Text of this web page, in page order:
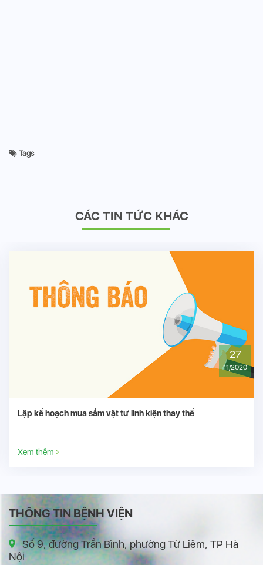
Tags
CÁC TIN TỨC KHÁC
TRIỂN KHAI THỰC HIỆN THÔNG TƯ SỐ 13/2020/
THÔNG TIN BỆNH VIỆN
Số 9, đường Trần Bình, phường Từ Liêm, TP Hà
Nội